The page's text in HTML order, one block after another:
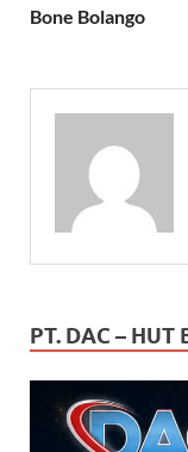
Bone Bolango
PT. DAC – HUT